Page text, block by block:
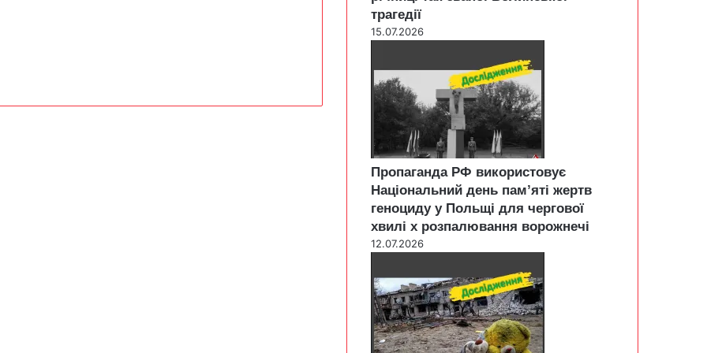
трагедії
15.07.2026
Пропаганда РФ використовує
Національний день пам’яті жертв
геноциду у Польщі для чергової
хвилі х розпалювання ворожнечі
12.07.2026